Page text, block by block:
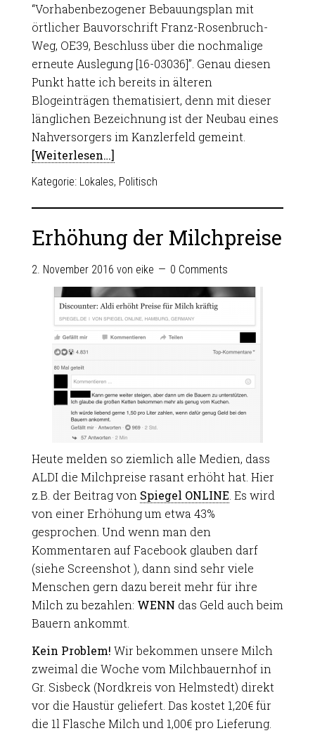
“Vorhabenbezogener Bebauungsplan mit
örtlicher Bauvorschrift Franz-Rosenbruch-
Weg, OE39, Beschluss über die nochmalige
erneute Auslegung [16-03036]”. Genau diesen
Punkt hatte ich bereits in älteren
Blogeinträgen thematisiert, denn mit dieser
länglichen Bezeichnung ist der Neubau eines
Nahversorgers im Kanzlerfeld gemeint.
[Weiterlesen…]
Kategorie: Lokales, Politisch
Erhöhung der Milchpreise
2. November 2016 von eike 0 Comments
Heute melden so ziemlich alle Medien, dass
ALDI die Milchpreise rasant erhöht hat. Hier
z.B. der Beitrag von Spiegel ONLINE . Es wird
von einer Erhöhung um etwa 43%
gesprochen. Und wenn man den
Kommentaren auf Facebook glauben darf
(siehe Screenshot ), dann sind sehr viele
Menschen gern dazu bereit mehr für ihre
Milch zu bezahlen: WENN das Geld auch beim
Bauern ankommt.
Kein Problem! Wir bekommen unsere Milch
zweimal die Woche vom Milchbauernhof in
Gr. Sisbeck (Nordkreis von Helmstedt) direkt
vor die Haustür geliefert. Das kostet 1,20€ für
die 1l Flasche Milch und 1,00€ pro Lieferung.